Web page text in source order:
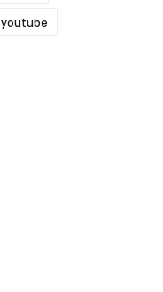
youtube